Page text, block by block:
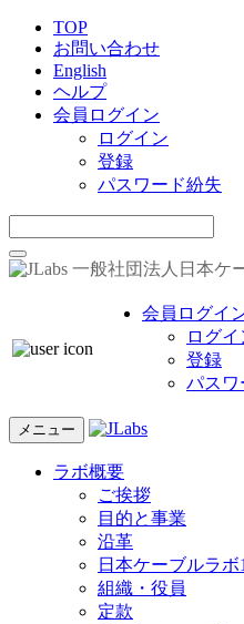
TOP
お問い合わせ
English
ヘルプ
会員ログイン
ログイン
登録
パスワード紛失
一般社団法人日本ケ
会員ログイ
ログイ
登録
パスワ
メニュー
ラボ概要
ご挨拶
目的と事業
沿革
日本ケーブルラ
組織・役員
定款